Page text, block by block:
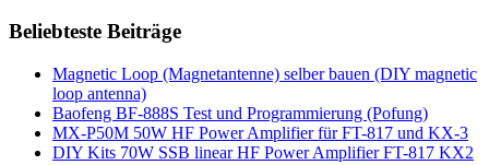
Beliebteste Beiträge
Magnetic Loop (Magnetantenne) selber bauen (DIY magnetic
loop antenna)
Baofeng BF-888S Test und Programmierung (Pofung)
MX-P50M 50W HF Power Amplifier für FT-817 und KX-3
DIY Kits 70W SSB linear HF Power Amplifier FT-817 KX2